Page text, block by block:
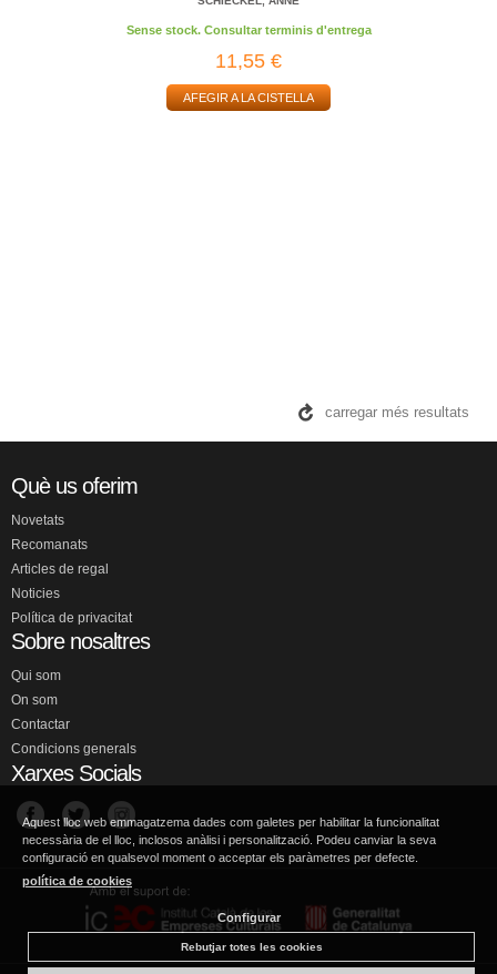
Sense stock. Consultar terminis d'entrega
11,55 €
AFEGIR A LA CISTELLA
carregar més resultats
Què us oferim
Novetats
Recomanats
Articles de regal
Noticies
Política de privacitat
Sobre nosaltres
Qui som
On som
Contactar
Condicions generals
Xarxes Socials
Aquest lloc web emmagatzema dades com galetes per habilitar la funcionalitat
necessària de el lloc, inclosos anàlisi i personalització. Podeu canviar la seva
configuració en qualsevol moment o acceptar els paràmetres per defecte.
política de cookies
Configurar
Rebutjar totes les cookies